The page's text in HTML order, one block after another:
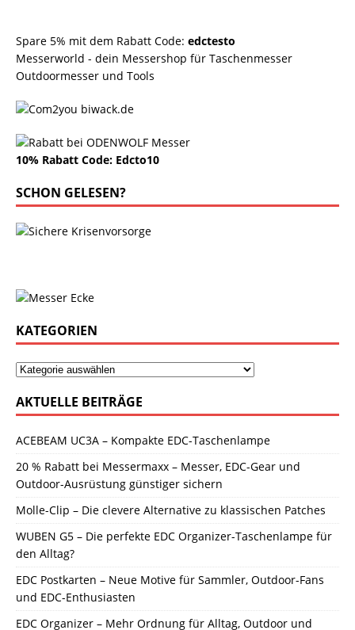
Spare 5% mit dem Rabatt Code: edctesto
Messerworld - dein Messershop für Taschenmesser
Outdoormesser und Tools
10% Rabatt Code: Edcto10
SCHON GELESEN?
KATEGORIEN
AKTUELLE BEITRÄGE
ACEBEAM UC3A – Kompakte EDC-Taschenlampe
20 % Rabatt bei Messermaxx – Messer, EDC-Gear und
Outdoor-Ausrüstung günstiger sichern
Molle-Clip – Die clevere Alternative zu klassischen Patches
WUBEN G5 – Die perfekte EDC Organizer-Taschenlampe für
den Alltag?
EDC Postkarten – Neue Motive für Sammler, Outdoor-Fans
und EDC-Enthusiasten
EDC Organizer – Mehr Ordnung für Alltag, Outdoor und